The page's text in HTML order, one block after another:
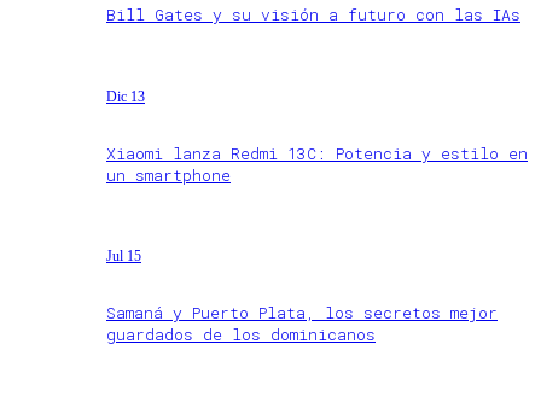
Bill Gates y su visión a futuro con las IAs
Dic 13
Xiaomi lanza Redmi 13C: Potencia y estilo en
un smartphone
Jul 15
Samaná y Puerto Plata, los secretos mejor
guardados de los dominicanos